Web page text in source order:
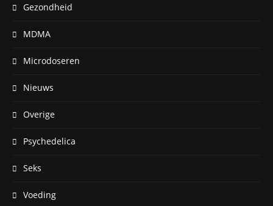
Gezondheid
MDMA
Microdoseren
Nieuws
Overige
Psychedelica
Seks
Voeding